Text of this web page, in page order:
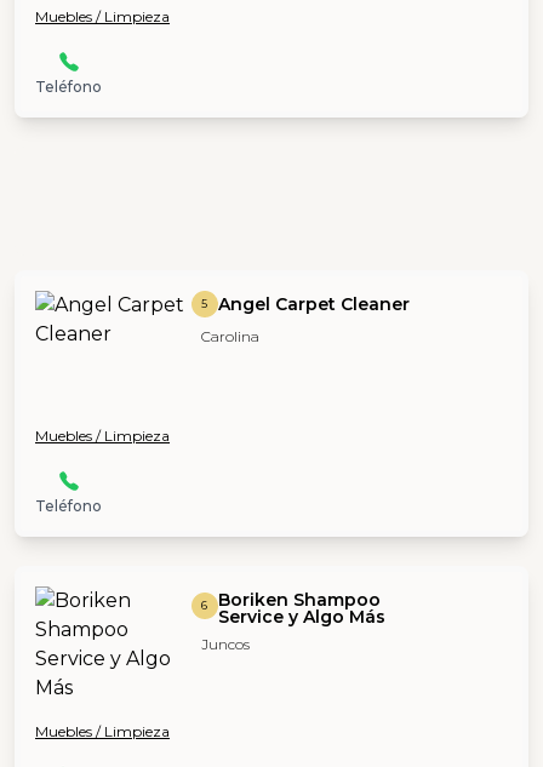
Muebles / Limpieza
Teléfono
5 Angel Carpet Cleaner
Carolina
Muebles / Limpieza
Teléfono
6 Boriken Shampoo
Service y Algo Más
Juncos
Muebles / Limpieza